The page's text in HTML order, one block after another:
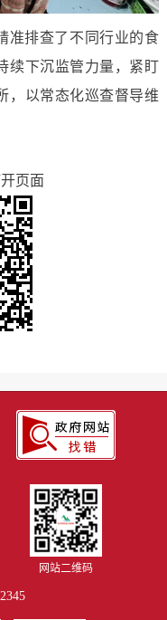
准排查了不同行业的食
续下沉监管力量，紧盯
，以常态化巡查督导维
页面
网站二维码